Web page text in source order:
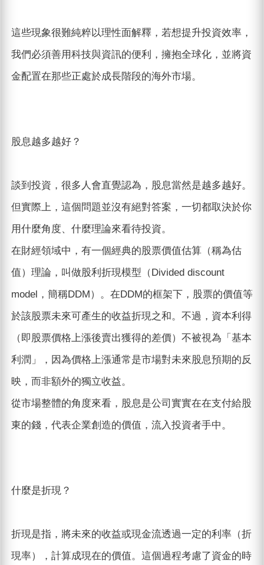
這些現象很難純粹以理性面解釋，若想提升投資效率，
我們必須善用科技與資訊的便利，擁抱全球化，並將資
金配置在那些正處於成長階段的海外市場。
股息越多越好？
談到投資，很多人會直覺認為，股息當然是越多越好。
但實際上，這個問題並沒有絕對答案，一切都取決於你
用什麼角度、什麼理論來看待投資。
在財經領域中，有一個經典的股票價值估算（稱為估
值）理論，叫做股利折現模型（Divided discount
model，簡稱DDM）。在DDM的框架下，股票的價值等
於該股票未來可產生的收益折現之和。不過，資本利得
（即股票價格上漲後賣出獲得的差價）不被視為「基本
利潤」，因為價格上漲通常是市場對未來股息預期的反
映，而非額外的獨立收益。
從市場整體的角度來看，股息是公司實實在在支付給股
東的錢，代表企業創造的價值，流入投資者手中。
什麼是折現？
折現是指，將未來的收益或現金流透過一定的利率（折
現率），計算成現在的價值。這個過程考慮了資金的時